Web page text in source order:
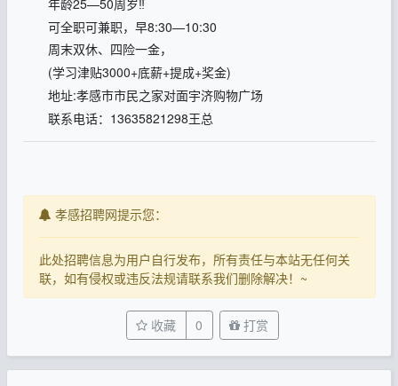
可全职可兼职，早8:30—10:30
周末双休、四险一金，
(学习津贴3000+底薪+提成+奖金)
地址:孝感市市民之家对面宇济购物广场
联系电话：13635821298王总
孝感招聘网提示您：
此处招聘信息为用户自行发布，所有责任与本站无任何关
联，如有侵权或违反法规请联系我们删除解决！~
收藏 0 打赏